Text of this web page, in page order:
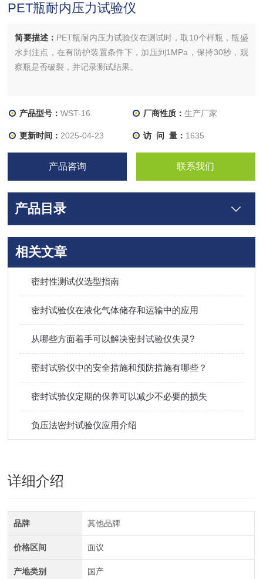
PET瓶耐内压力试验仪
简要描述： PET瓶耐内压力试验仪在测试时，取10个样瓶，瓶盛
水到注点，在有防护装置条件下，加压到1MPa，保持30秒，观
察瓶是否破裂，并记录测试结果。
产品型号：WST-16 厂商性质： 生产厂家
更新时间： 2025-04-23 访 问 量： 1635
产品咨询 联系我们
产品目录
相关文章
密封性测试仪选型指南
密封试验仪在液化气体储存和运输中的应用
从哪些方面着手可以解决密封试验仪失灵?
密封试验仪中的安全措施和预防措施有哪些？
密封试验仪定期的保养可以减少不必要的损失
负压法密封试验仪应用介绍
详细介绍
品牌 其他品牌
价格区间 面议
产地类别 国产